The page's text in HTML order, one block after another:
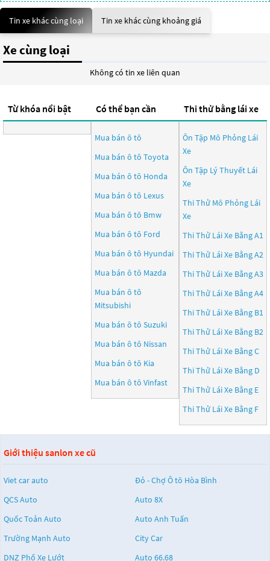
Tin xe khác cùng loại Tin xe khác cùng khoảng giá
Xe cùng loại
Không có tin xe liên quan
Từ khóa nổi bật Có thể bạn cần
Mua bán ô tô
Mua bán ô tô Toyota
Mua bán ô tô Honda
Mua bán ô tô Lexus
Mua bán ô tô Bmw
Mua bán ô tô Ford
Mua bán ô tô Hyundai
Mua bán ô tô Mazda
Mua bán ô tô
Mitsubishi
Mua bán ô tô Suzuki
Mua bán ô tô Nissan
Mua bán ô tô Kia
Mua bán ô tô Vinfast
Thi thử bằng lái xe
Ôn Tập Mô Phỏng Lái
Xe
Ôn Tập Lý Thuyết Lái
Xe
Thi Thử Mô Phỏng Lái
Xe
Thi Thử Lái Xe Bằng A1
Thi Thử Lái Xe Bằng A2
Thi Thử Lái Xe Bằng A3
Thi Thử Lái Xe Bằng A4
Thi Thử Lái Xe Bằng B1
Thi Thử Lái Xe Bằng B2
Thi Thử Lái Xe Bằng C
Thi Thử Lái Xe Bằng D
Thi Thử Lái Xe Bằng E
Thi Thử Lái Xe Bằng F
Giới thiệu sanlon xe cũ
Viet car auto
Đỏ - Chợ Ô tô Hòa Bình
QCS Auto
Auto 8X
Quốc Toản Auto
Auto Anh Tuấn
Trường Mạnh Auto
City Car
DNZ Phố Xe Lướt
Auto 66.68